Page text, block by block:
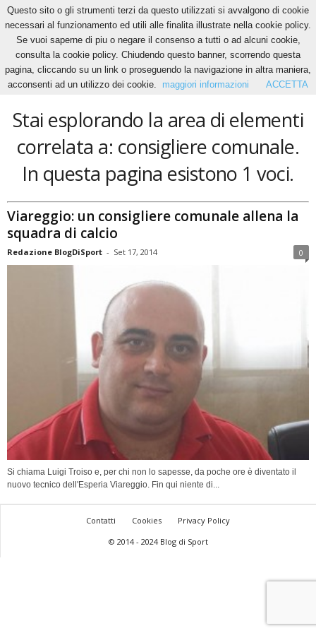
Home Tags Consigliere comunale
consigliere comunale
Stai esplorando la area di elementi
correlata a: consigliere comunale.
In questa pagina esistono 1 voci.
Viareggio: un consigliere comunale allena la
squadra di calcio
Redazione BlogDiSport - Set 17, 2014 0
Si chiama Luigi Troiso e, per chi non lo sapesse, da poche ore è diventato il
nuovo tecnico dell'Esperia Viareggio. Fin qui niente di...
Contatti Cookies
Privacy Policy
© 2014 - 2024 Blog di Sport
Questo sito o gli strumenti terzi da questo utilizzati si avvalgono di cookie
necessari al funzionamento ed utili alle finalita illustrate nella cookie policy.
Se vuoi saperne di piu o negare il consenso a tutti o ad alcuni cookie,
consulta la cookie policy. Chiudendo questo banner, scorrendo questa
pagina, cliccando su un link o proseguendo la navigazione in altra maniera,
acconsenti ad un utilizzo dei cookie.
maggiori informazioni ACCETTA